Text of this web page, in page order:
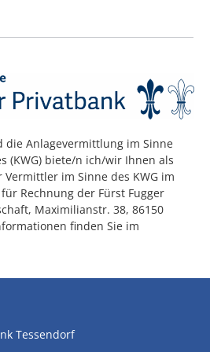
die Anlagevermittlung im Sinne
(KWG) biete/n ich/wir Ihnen als
im Sinne des KWG im
Rechnung der Fürst Fugger
Maximilianstr. 38, 86150
finden Sie im
Tessendorf